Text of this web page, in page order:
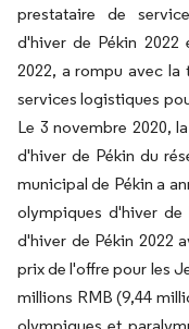
prestataire de
d'hiver de Pékin 2022
2022, a rompu avec la
services logistiques
Le 3 novembre 2020,
d'hiver de Pékin du
municipal de Pékin a
olympiques d'hiver de
d'hiver de Pékin 2022
prix de l'offre pour les
millions RMB (9,44